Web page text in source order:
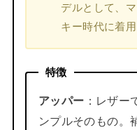
デルとして、
キー時代に着
特徴
アッパー ：レザー
ンプルそのもの。